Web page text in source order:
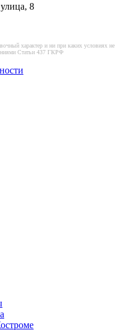
8
характер и ни при каких условиях не
Статьи 437 ГКРФ